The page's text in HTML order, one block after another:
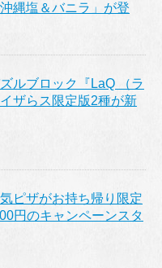
縄塩＆バニラ」が登
ルブロック『LaQ （ラ
ザらス限定版2種が新
ピザがお持ち帰り限定
円のキャンペーンスタ